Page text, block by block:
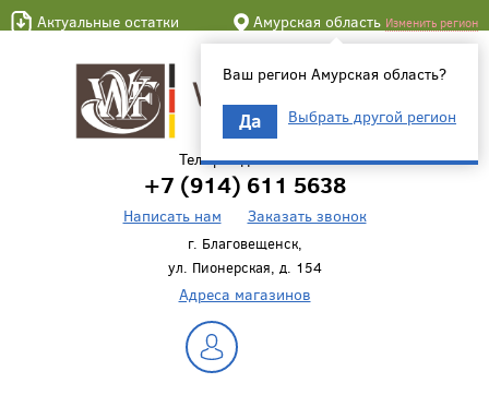
Актуальные остатки Амурская область Изменить регион
Ваш регион Амурская область?
Да Выбрать другой регион
Телефон для связи
+7 (914) 611 5638
Написать нам Заказать звонок
г. Благовещенск,
ул. Пионерская, д. 154
Адреса магазинов